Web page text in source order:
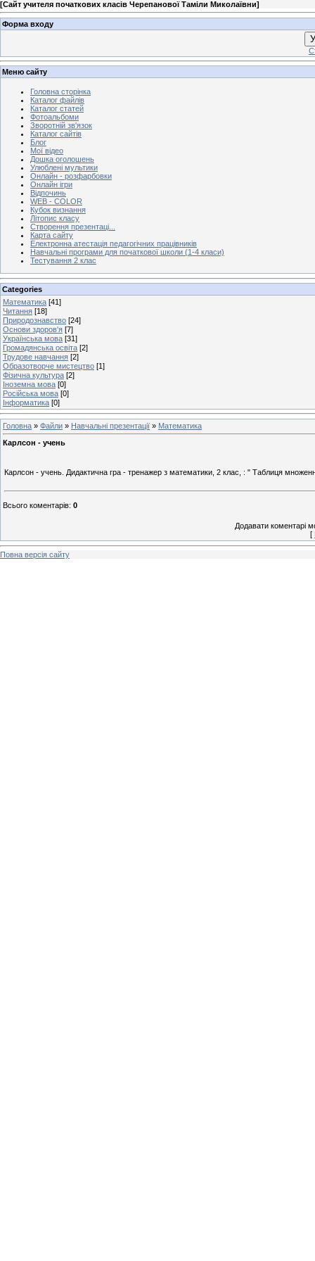
[Сайт учителя початкових класів Черепанової Таміли Миколаївни]
Форма входу
Меню сайту
Головна сторінка
Каталог файлів
Каталог статей
Фотоальбоми
Зворотній зв'язок
Каталог сайтів
Блог
Мої відео
Дошка оголошень
Улюблені мультики
Онлайн - розфарбовки
Онлайн ігри
Відпочинь
WEB - COLOR
Кубок визнання
Літопис класу
Створення презентаці...
Карта сайту
Електронна атестація педагогічних працівників
Навчальні програми для початкової школи (1-4 класи)
Тестування 2 клас
Categories
Математика [41]
Читання [18]
Природознавство [24]
Основи здоров'я [7]
Українська мова [31]
Громадянська освіта [2]
Трудове навчання [2]
Образотворче мистецтво [1]
Фізична культура [2]
Іноземна мова [0]
Російська мова [0]
Інформатика [0]
Головна » Файли » Навчальні презентації » Математика
Карлсон - учень
Карлсон - учень. Дидактична гра - тренажер з математики, 2 клас, : " Таблиця
Всього коментарів: 0
Додавати коментарі
[
Повна версія сайту